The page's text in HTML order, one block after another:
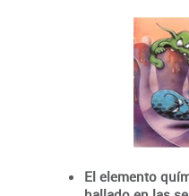
El elemento